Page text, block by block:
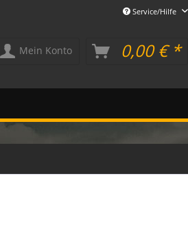
Service/Hilfe
Mein Konto 0,00 € *